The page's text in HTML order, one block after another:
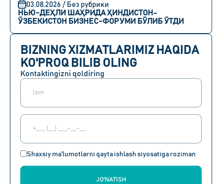
03.08.2026 / Без рубрики
НЬЮ-ДЕҲЛИ ШАҲРИДА ҲИНДИСТОН-
ЎЗБЕКИСТОН БИЗНЕС-ФОРУМИ БЎЛИБ ЎТДИ
BIZNING XIZMATLARIMIZ HAQIDA
KO'PROQ BILIB OLING
Kontaktingizni qoldiring
Shaxsiy ma'lumotlarni qayta ishlash siyosatiga roziman
JO'NATISH